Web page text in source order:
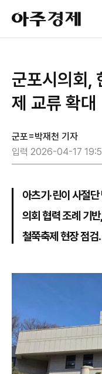
아
주
경
군포시의회,
제 교류 확대
군포=박재천 기자
입력 2026-04-17
아츠기·린이 사절
의회 협력 조례 기
철쭉축제 현장 점